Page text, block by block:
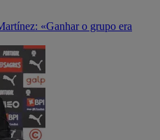
«Ganhar o grupo era